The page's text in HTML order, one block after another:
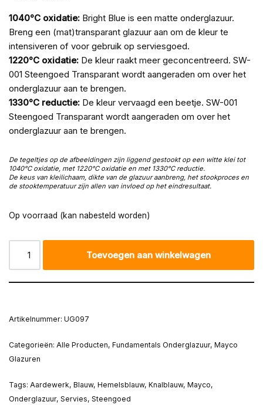
1040°C oxidatie: Bright Blue is een matte onderglazuur.
Breng een (mat)transparant glazuur aan om de kleur te
intensiveren of voor gebruik op serviesgoed.
1220°C oxidatie: De kleur raakt meer geconcentreerd. SW-
001 Steengoed Transparant wordt aangeraden om over het
onderglazuur aan te brengen.
1330°C reductie: De kleur vervaagd een beetje. SW-001
Steengoed Transparant wordt aangeraden om over het
onderglazuur aan te brengen.
De tegeltjes op de afbeeldingen zijn liggend gestookt op een witte klei tot
1040°C oxidatie, met 1220°C oxidatie en met 1330°C reductie.
De keus van kleilichaam, dikte van de glazuur aanbreng, het stookproces en
de stooktemperatuur zijn allen van invloed op het eindresultaat.
Op voorraad (kan nabesteld worden)
Toevoegen aan winkelwagen
Artikelnummer: UG097
Categorieën: Alle Producten, Fundamentals Onderglazuur, Mayco
Glazuren
Tags: Aardewerk, Blauw, Hemelsblauw, Knalblauw, Mayco,
Onderglazuur, Servies, Steengoed